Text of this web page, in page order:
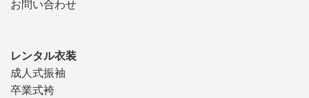
お問い合わせ
レンタル衣装
成人式振袖
卒業式袴